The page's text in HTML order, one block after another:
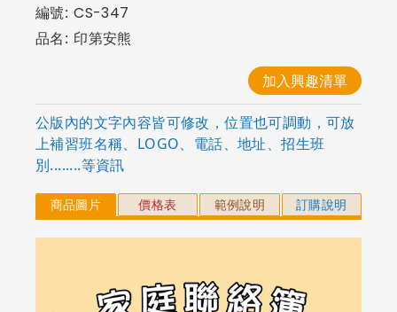
編號: CS-347
品名: 印第安熊
加入興趣清單
公版內的文字內容皆可修改，位置也可調動，可放
上補習班名稱、LOGO、電話、地址、招生班
別........等資訊
商品圖片 價格表 範例說明 訂購說明